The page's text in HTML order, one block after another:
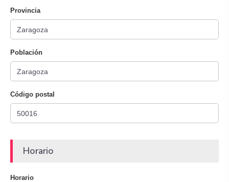
Provincia
Población
Código postal
Horario
Horario